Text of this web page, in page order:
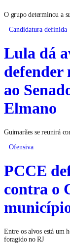
O grupo determinou a
Candidatura definida
Lula dá
defender
ao
Elmano
Guimarães se reunirá
Ofensiva
PCCE
contra o
Entre os alvos está um
foragido no RJ